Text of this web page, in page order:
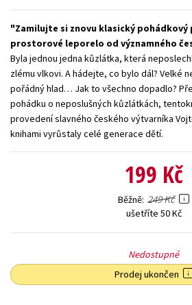
Všechny tituly
Zamilujte si znovu klasický pohádkový
prostorové leporelo od významného
Byla jednou jedna kůzlátka, která
zlému vlkovi. A hádejte, co bylo dál? Velké
pořádný hlad… Jak to všechno dopadlo?
pohádku o neposlušných kůzlátkách,
provedení slavného českého výtvarníka
knihami vyrůstaly celé generace dětí.
199 Kč
Běžně 249 Kč
ušetříte 50 Kč
Nedostupné
Prodej ukončen